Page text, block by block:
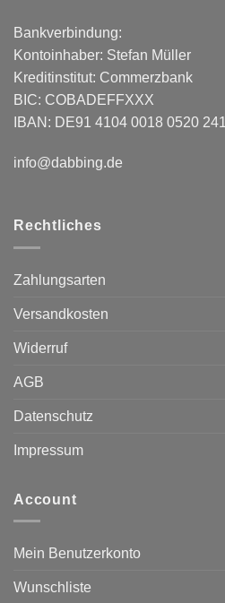
Bankverbindung:
Kontoinhaber: Stefan Müller
Kreditinstitut: Commerzbank
BIC: COBADEFFXXX
IBAN: DE91 4104 0018 0520
info@dabbing.de
Rechtliches
Zahlungsarten
Versandkosten
Widerruf
AGB
Datenschutz
Impressum
Account
Mein Benutzerkonto
Wunschliste